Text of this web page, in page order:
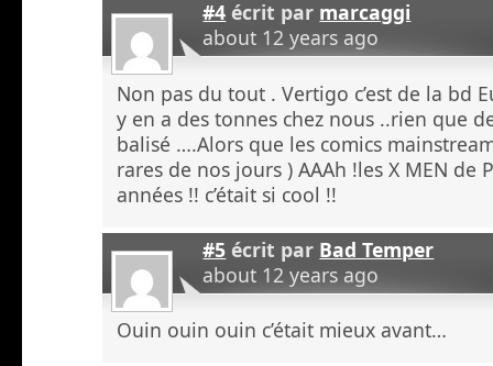
#4 écrit par marcaggi
about 12 years ago
Non pas du tout . Vertigo c’est de la bd
y en a des tonnes chez nous ..rien que
balisé ….Alors que les comics
rares de nos jours ) AAAh !les X MEN de
années !! c’était si cool !!
#5 écrit par Bad Temper
about 12 years ago
Ouin ouin ouin c’était mieux avant…